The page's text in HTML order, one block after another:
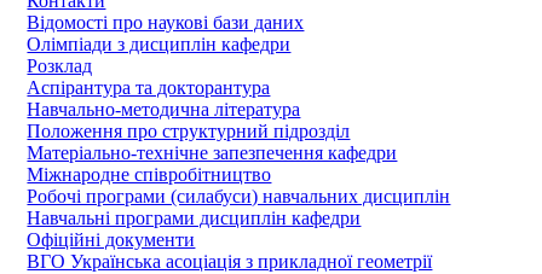
Відомості про наукові бази даних
Олімпіади з дисциплін кафедри
Розклад
Аспірантура та докторантура
Навчально-методична література
Положення про структурний підрозділ
Матеріально-технічне запезпечення кафедри
Міжнародне співробітництво
Робочі програми (силабуси) навчальних дисциплін
Навчальні програми дисциплін кафедри
Офіційні документи
ВГО Українська асоціація з прикладної геометрії